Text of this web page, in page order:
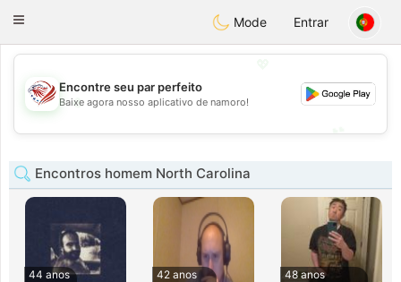
Dating
Toggle
Mode Entrar
💖
💕
Encontre seu par perfeito
Baixe agora nosso aplicativo de namoro!
Encontros homem North Carolina
44 anos
42 anos
48 anos